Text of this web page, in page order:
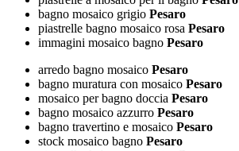
bagno mosaico grigio Pesaro
piastrelle bagno mosaico rosa Pesaro
immagini mosaico bagno Pesaro
arredo bagno mosaico Pesaro
bagno muratura con mosaico Pesaro
mosaico per bagno doccia Pesaro
bagno mosaico azzurro Pesaro
bagno travertino e mosaico Pesaro
stock mosaico bagno Pesaro